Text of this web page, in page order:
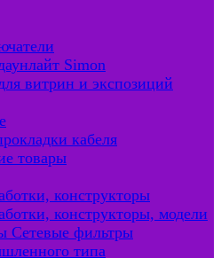
Simon
витрин и экспозиций
кабеля
товары
конструкторы
конструкторы, модели
Сетевые фильтры
типа